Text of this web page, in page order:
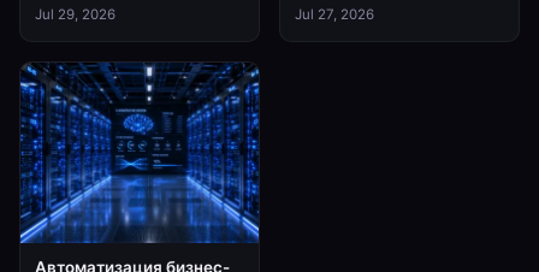
Jul 29, 2026 Jul 27, 2026
Автоматизация бизнес-